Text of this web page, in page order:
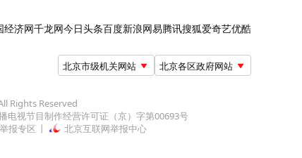
经济网千龙网今日头条百度新浪网易腾讯搜狐爱奇艺优酷
北京市级机关网站 北京各区政府网站
Rights Reserved
电视节目制作经营许可证（京）字第00693号
报专区 北京互联网举报中心